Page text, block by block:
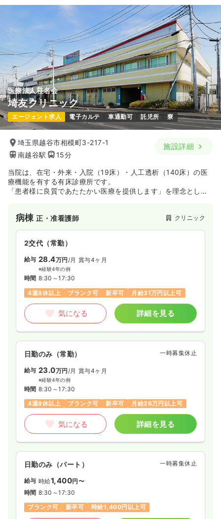
医療法人桂名会
埼友クリニック
エージェント求人 電子カルテ 車通勤可 託児所 寮
埼玉県越谷市相模町3-217-1
南越谷駅
15分
施設詳細
当院は、在宅・外来・入院（19床）・人工透析（140床）の医
療機能を有する有床診療所です。
「患者様に良質であたたかい医療を提供します」を理念とし、
院内ではＸ線・CT（コンピューター断層撮影装置）などの画像
検査体制も整備しています。
当法人が運営する越谷泌尿器科・内科（有床診療所/19床）とも
連携し、在宅療養患者様の加療・レスパイト入院にも対応して
います。
病棟正・准看護師 クリニック
2交代（常勤）
給与 28.4万円/月 賞与4ヶ月
※経験4年の例
時間 8:30～17:30
4週8休以上
ブランク可 新卒可 月給31万円以上可
気になる 詳細を見る
日勤のみ（常勤） 一時募集休止
給与 23.0万円 /月 賞与4ヶ月
※経験4年の例
時間 8:30～17:30
4週8休以上
ブランク可 新卒可 月給26万円以上可
気になる 詳細を見る
日勤のみ（パート） 一時募集休止
給与 時給1,400円〜
時間 8:30～17:30
ブランク可
新卒可 時給1,400円以上可